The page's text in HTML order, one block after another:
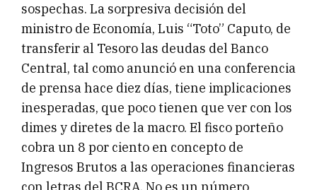
sospechas. La sorpresiva decisión del
ministro de Economía, Luis “Toto” Caputo, de
transferir al Tesoro las deudas del Banco
Central, tal como anunció en una conferencia
de prensa hace diez días, tiene implicaciones
inesperadas, que poco tienen que ver con los
dimes y diretes de la macro. El fisco porteño
cobra un 8 por ciento en concepto de
Ingresos Brutos a las operaciones financieras